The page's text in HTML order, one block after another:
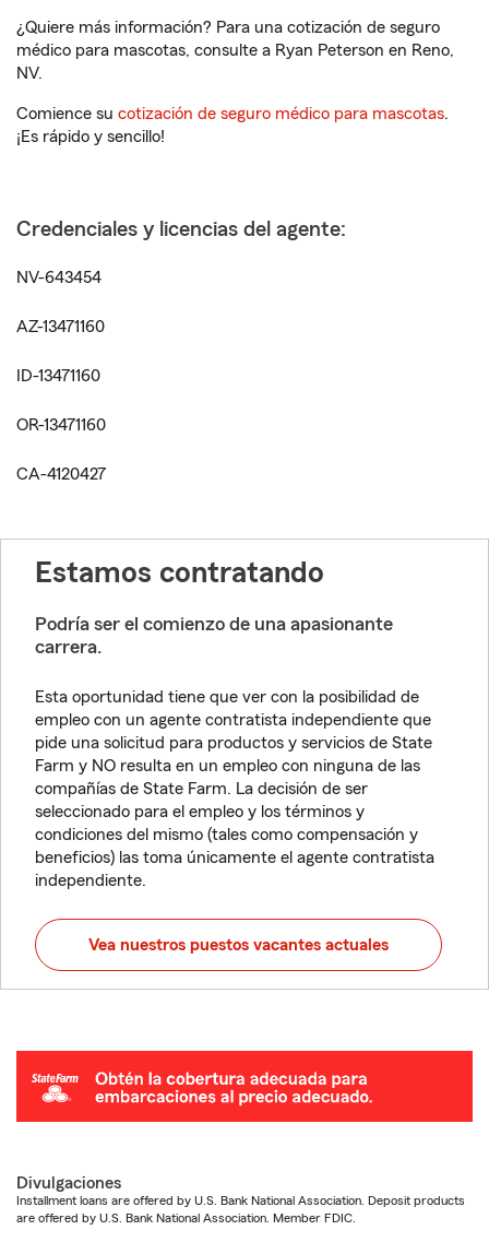
¿Quiere más información? Para una cotización de seguro
médico para mascotas, consulte a Ryan Peterson en Reno,
NV.
Comience su cotización de seguro médico para mascotas.
¡Es rápido y sencillo!
Credenciales y licencias del agente:
NV-643454
AZ-13471160
ID-13471160
OR-13471160
CA-4120427
Estamos contratando
Podría ser el comienzo de una apasionante
carrera.
Esta oportunidad tiene que ver con la posibilidad de
empleo con un agente contratista independiente que
pide una solicitud para productos y servicios de State
Farm y NO resulta en un empleo con ninguna de las
compañías de State Farm. La decisión de ser
seleccionado para el empleo y los términos y
condiciones del mismo (tales como compensación y
beneficios) las toma únicamente el agente contratista
independiente.
Vea nuestros puestos vacantes actuales
Divulgaciones
Installment loans are offered by U.S. Bank National Association. Deposit products
are offered by U.S. Bank National Association. Member FDIC.